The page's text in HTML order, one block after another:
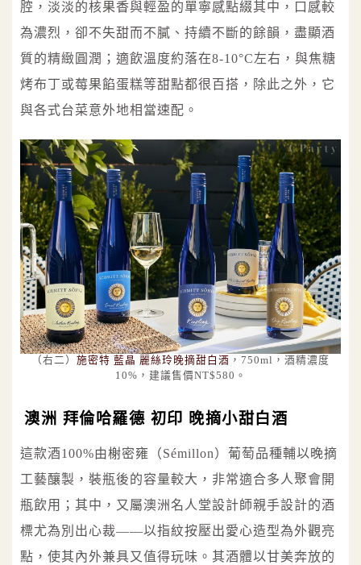
腔，淡淡的核果香與輕盈的單寧感點綴其中，口感較
為濃烈，卻不失甜而不膩、持續不斷的餘韻，盡顯酒
質的精緻圓潤；適飲溫度約落在8-10°C左右，與焦糖
烤布丁或莓果餡蛋糕等甜點都很百搭，除此之外，它
與各式台菜意外地相當速配。
（右二） 施密特 藍晶 麗絲玲晚摘甜白酒 ，750ml，酒精濃度
10%，建議售價NT$580。
澳洲 拜倫哈羅德 初印 晚摘小甜白酒
這款酒100%由榭密雍（Sémillon）葡萄品種輔以晚摘
工藝釀製，裝瓶後的容量較大，非常適合多人聚會開
瓶飲用；其中，又屬澳洲名人堂設計師親手設計的酒
標尤為別出心裁——以指紋按壓出愛心造型為外觀亮
點，使其內外兼具又值得玩味。其酒體以甘美奔放的